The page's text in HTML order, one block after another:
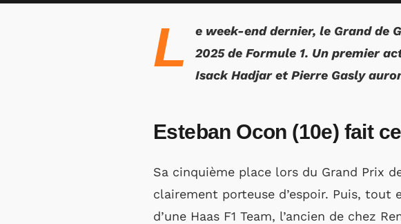
L
e week-end dernier, le Grand de
2025 de Formule 1. Un premier
Isack Hadjar et Pierre Gasly
Esteban Ocon (10e) fait
Sa cinquième place lors du Grand Prix
clairement porteuse d’espoir. Puis,
d’une Haas F1 Team, l’ancien de chez